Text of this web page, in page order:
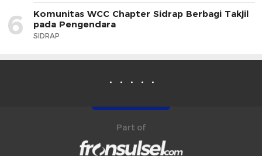
6
Komunitas WCC Chapter Sidrap Berbagi Takjil
pada Pengendara
SIDRAP
Part of